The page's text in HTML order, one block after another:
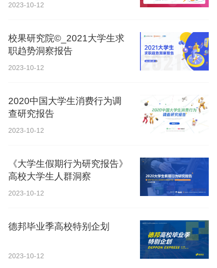
2023-10-12
校果研究院©_2021大学生求
职趋势洞察报告
2023-10-12
2020中国大学生消费行为调
查研究报告
2023-10-12
《大学生假期行为研究报告》
高校大学生人群洞察
2023-10-12
德邦毕业季高校特别企划
2023-10-12